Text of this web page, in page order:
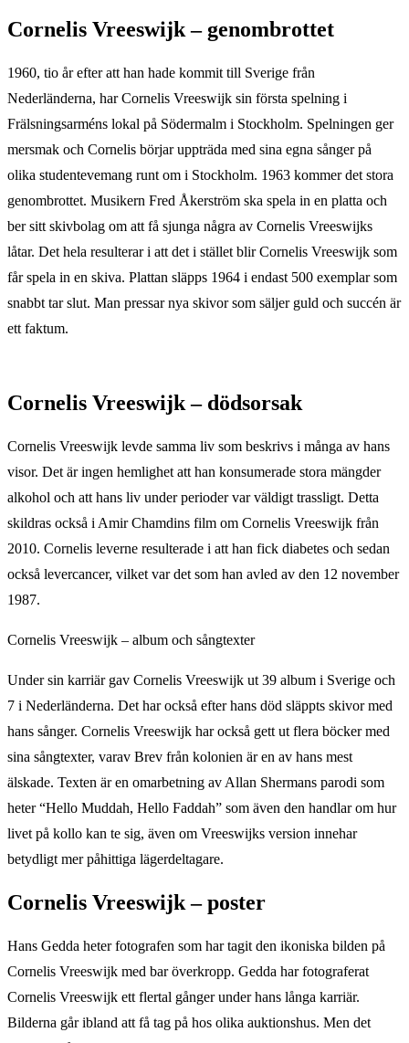
Cornelis Vreeswijk – genombrottet
1960, tio år efter att han hade kommit till Sverige från
Nederländerna, har Cornelis Vreeswijk sin första spelning i
Frälsningsarméns lokal på Södermalm i Stockholm. Spelningen ger
mersmak och Cornelis börjar uppträda med sina egna sånger på
olika studentevemang runt om i Stockholm. 1963 kommer det stora
genombrottet. Musikern Fred Åkerström ska spela in en platta och
ber sitt skivbolag om att få sjunga några av Cornelis Vreeswijks
låtar. Det hela resulterar i att det i stället blir Cornelis Vreeswijk som
får spela in en skiva. Plattan släpps 1964 i endast 500 exemplar som
snabbt tar slut. Man pressar nya skivor som säljer guld och succén är
ett faktum.
Cornelis Vreeswijk – dödsorsak
Cornelis Vreeswijk levde samma liv som beskrivs i många av hans
visor. Det är ingen hemlighet att han konsumerade stora mängder
alkohol och att hans liv under perioder var väldigt trassligt. Detta
skildras också i Amir Chamdins film om Cornelis Vreeswijk från
2010. Cornelis leverne resulterade i att han fick diabetes och sedan
också levercancer, vilket var det som han avled av den 12 november
1987.
Cornelis Vreeswijk – album och sångtexter
Under sin karriär gav Cornelis Vreeswijk ut 39 album i Sverige och
7 i Nederländerna. Det har också efter hans död släppts skivor med
hans sånger. Cornelis Vreeswijk har också gett ut flera böcker med
sina sångtexter, varav Brev från kolonien är en av hans mest
älskade. Texten är en omarbetning av Allan Shermans parodi som
heter “Hello Muddah, Hello Faddah” som även den handlar om hur
livet på kollo kan te sig, även om Vreeswijks version innehar
betydligt mer påhittiga lägerdeltagare.
Cornelis Vreeswijk – poster
Hans Gedda heter fotografen som har tagit den ikoniska bilden på
Cornelis Vreeswijk med bar överkropp. Gedda har fotograferat
Cornelis Vreeswijk ett flertal gånger under hans långa karriär.
Bilderna går ibland att få tag på hos olika auktionshus. Men det